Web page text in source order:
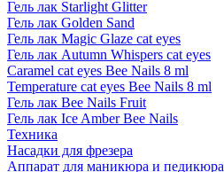
Гель лак Starlight Glitter
Гель лак Golden Sand
Гель лак Magic Glaze cat eyes
Гель лак Autumn Whispers cat eyes
Caramel cat eyes Bee Nails 8 ml
Temperature cat eyes Bee Nails 8 ml
Гель лак Bee Nails Fruit
Гель лак Ice Amber Bee Nails
Техника
Насадки для фрезера
Аппарат для маникюра и педикюра